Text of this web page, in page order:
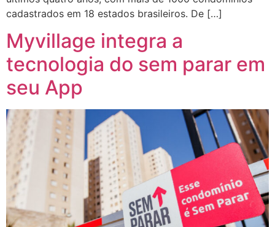
cadastrados em 18 estados brasileiros. De […]
Myvillage integra a
tecnologia do sem parar em
seu App